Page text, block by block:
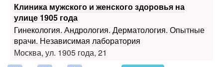
Клиника мужского и женского здоровья на
улице 1905 года
Гинекология. Андрология. Дерматология. Опытные
врачи. Независимая лаборатория
Москва, ул. 1905 года, 21